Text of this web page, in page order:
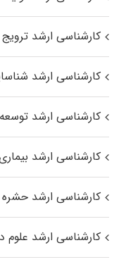
کارشناسی ارشد
کارشناسی ارشد
کارشناسی ارشد
کارشناسی ارشد
کارشناسی ارشد
کارشناسی ارشد علوم